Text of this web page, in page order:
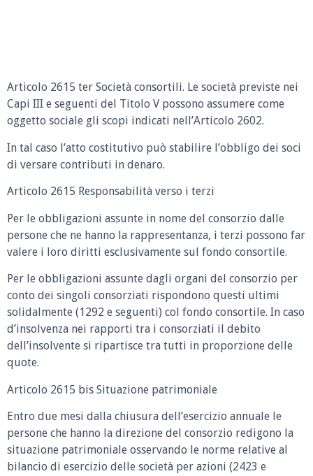
Articolo 2615 ter Società consortili. Le società previste nei
Capi III e seguenti del Titolo V possono assumere come
oggetto sociale gli scopi indicati nell’Articolo 2602.
In tal caso l’atto costitutivo può stabilire l’obbligo dei soci
di versare contributi in denaro.
Articolo 2615 Responsabilità verso i terzi
Per le obbligazioni assunte in nome del consorzio dalle
persone che ne hanno la rappresentanza, i terzi possono far
valere i loro diritti esclusivamente sul fondo consortile.
Per le obbligazioni assunte dagli organi del consorzio per
conto dei singoli consorziati rispondono questi ultimi
solidalmente (1292 e seguenti) col fondo consortile. In caso
d’insolvenza nei rapporti tra i consorziati il debito
dell’insolvente si ripartisce tra tutti in proporzione delle
quote.
Articolo 2615 bis Situazione patrimoniale
Entro due mesi dalla chiusura dell’esercizio annuale le
persone che hanno la direzione del consorzio redigono la
situazione patrimoniale osservando le norme relative al
bilancio di esercizio delle società per azioni (2423 e